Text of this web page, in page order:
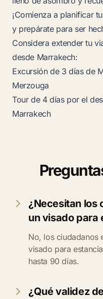
¡Comienza a planificar
y prepárate para ser
Considera extender tu
desde Marrakech:
Excursión de 3 días de
Merzouga
Tour de 4 días por el
Marrakech
¿Necesitan los
un visado para
No, los ciudadanos
visado para
hasta 90 días.
¿Qué validez